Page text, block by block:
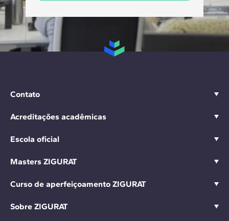
Contato
Acreditações acadêmicas
Escola oficial
Masters ZIGURAT
Curso de aperfeiçoamento ZIGURAT
Sobre ZIGURAT